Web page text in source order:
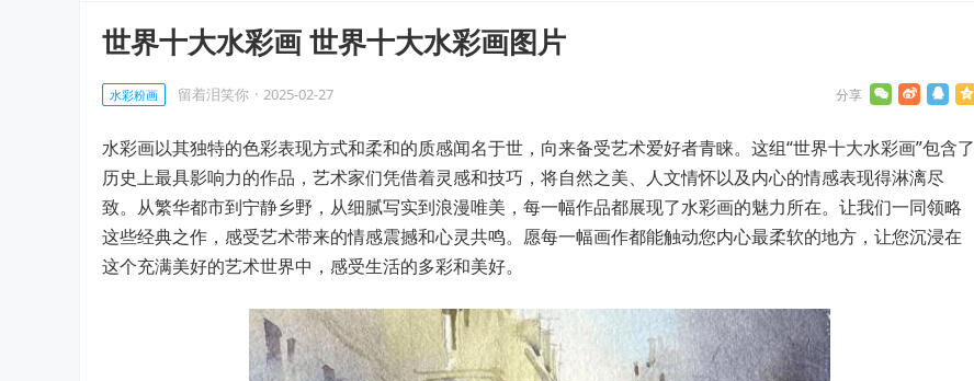
世界十大水彩画 世界十大水彩画图片
水彩粉画 留着泪笑你 · 2025-02-27
水彩画以其独特的色彩表现方式和柔和的质感闻名于世，向来备受艺术爱好者青睐。这组“世界十大水彩画”包含了
历史上最具影响力的作品，艺术家们凭借着灵感和技巧，将自然之美、人文情怀以及内心的情感表现得淋漓尽
致。从繁华都市到宁静乡野，从细腻写实到浪漫唯美，每一幅作品都展现了水彩画的魅力所在。让我们一同领略
这些经典之作，感受艺术带来的情感震撼和心灵共鸣。愿每一幅画作都能触动您内心最柔软的地方，让您沉浸在
这个充满美好的艺术世界中，感受生活的多彩和美好。